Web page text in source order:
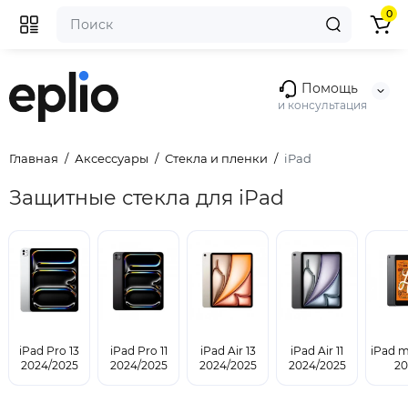
Помощь
и консультация
0
Главная Аксессуары Стекла и пленки iPad
Защитные стекла для iPad
iPad Pro 13
2024/2025
iPad Pro 11
2024/2025
iPad Air 13
2024/2025
iPad Air 11
2024/2025
iPad